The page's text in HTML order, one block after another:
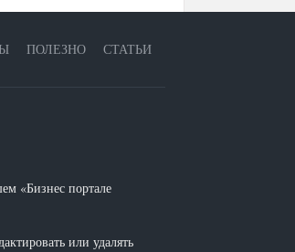
ПОЛЕЗНО СТАТЬИ
«Бизнес портале
или удалять